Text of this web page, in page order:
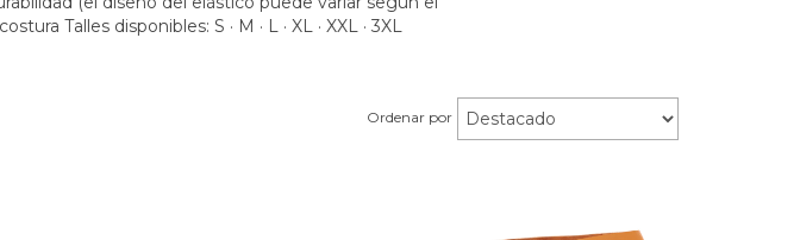
Talles disponibles: S · M · L · XL · XXL · 3XL
Ordenar por